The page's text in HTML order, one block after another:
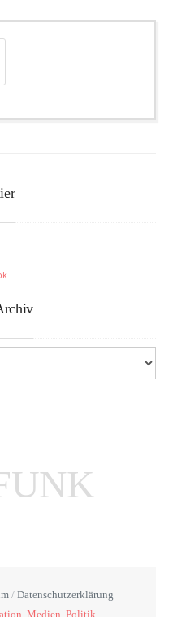
Datenschutzerklärung
Medien, Politik